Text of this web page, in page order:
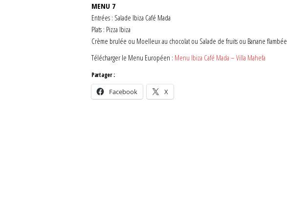
MENU 7
Entrées : Salade Ibiza Café Mada
Plats : Pizza Ibiza
Crème brulée ou Moelleux au chocolat ou Salade de fruits ou Banane flambée
Télécharger le Menu Européen : Menu Ibiza Café Mada – Villa Mahefa
Partager :
Facebook X